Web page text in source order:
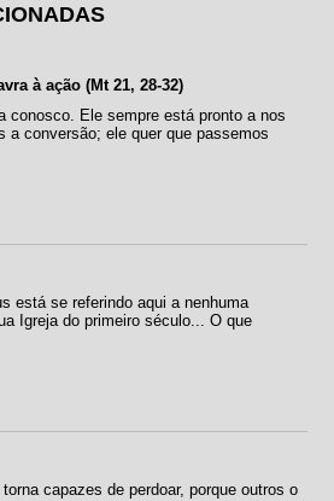
à ação (Mt 21, 28-32)
conosco. Ele sempre está pronto a nos
a conversão; ele quer que passemos
está se referindo aqui a nenhuma
Igreja do primeiro século... O que
capazes de perdoar, porque outros o